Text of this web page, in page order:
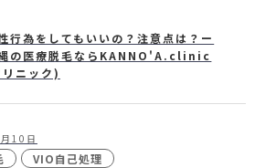
行為をしてもいいの？注意点は？ー
の医療脱毛ならKANNO'A.clinic
ニック)
10日
VIO自己処理